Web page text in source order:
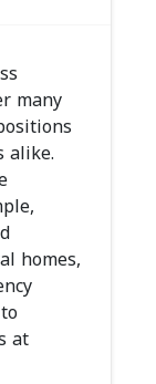
many
alike.
homes,
at